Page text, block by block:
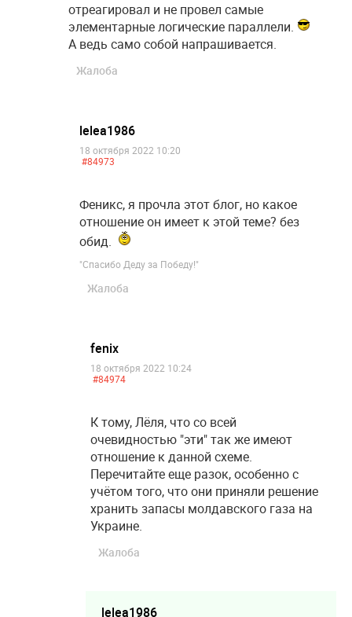
отреагировал и не провел самые
элементарные логические параллели.
А ведь само собой напрашивается.
Жалоба
lelea1986
18 октября 2022 10:20
#84973
Феникс, я прочла этот блог, но какое
отношение он имеет к этой теме? без
обид.
"Спасибо Деду за Победу!"
Жалоба
fenix
18 октября 2022 10:24
#84974
К тому, Лёля, что со всей
очевидностью "эти" так же имеют
отношение к данной схеме.
Перечитайте еще разок, особенно с
учётом того, что они приняли решение
хранить запасы молдавского газа на
Украине.
Жалоба
lelea1986